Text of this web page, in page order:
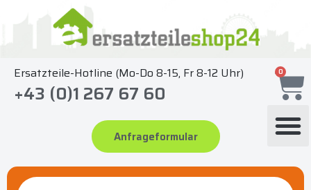
springen
Ersatzteile-Hotline (Mo-Do 8-15, Fr 8-12 Uhr)
+43 (0)1 267 67 60
Anfrageformular
0